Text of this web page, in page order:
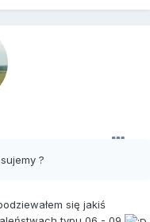
?
się jakiś